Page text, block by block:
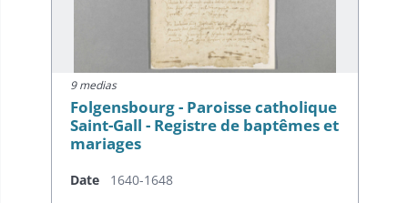
9 medias
Folgensbourg - Paroisse catholique
Saint-Gall - Registre de baptêmes et
mariages
Date
1640-1648